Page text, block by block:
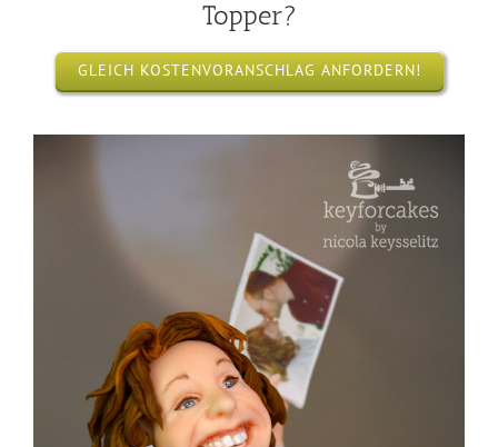
Topper?
GLEICH KOSTENVORANSCHLAG ANFORDERN!